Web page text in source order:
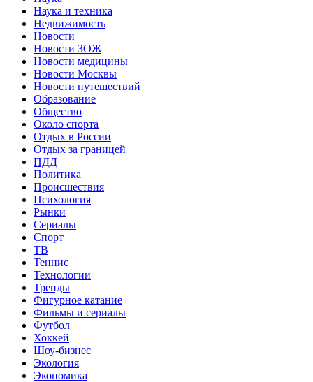
Наука и техника
Недвижимость
Новости
Новости ЗОЖ
Новости медицины
Новости Москвы
Новости путешествий
Образование
Общество
Около спорта
Отдых в России
Отдых за границей
ПДД
Политика
Происшествия
Психология
Рынки
Сериалы
Спорт
ТВ
Теннис
Технологии
Тренды
Фигурное катание
Фильмы и сериалы
Футбол
Хоккей
Шоу-бизнес
Экология
Экономика